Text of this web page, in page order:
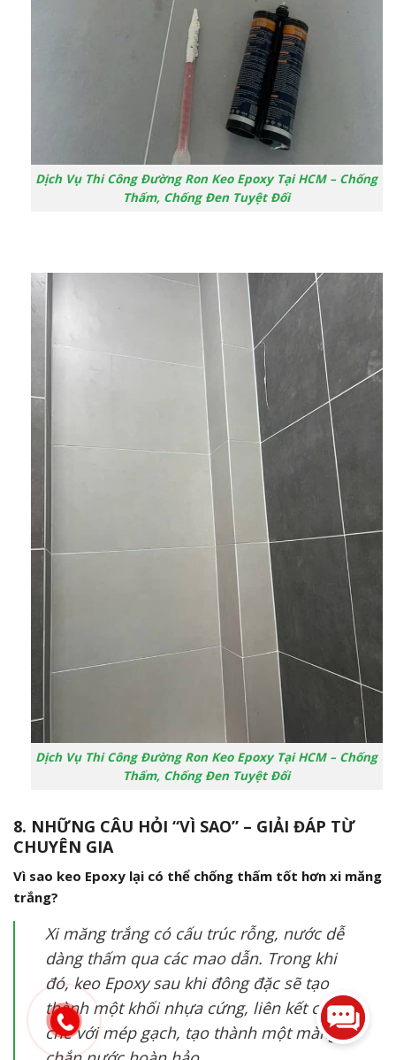
Dịch Vụ Thi Công Đường Ron Keo Epoxy Tại HCM – Chống
Thấm, Chống Đen Tuyệt Đối
Dịch Vụ Thi Công Đường Ron Keo Epoxy Tại HCM – Chống
Thấm, Chống Đen Tuyệt Đối
8. NHỮNG CÂU HỎI “VÌ SAO” – GIẢI ĐÁP TỪ
CHUYÊN GIA
Vì sao keo Epoxy lại có thể chống thấm tốt hơn xi măng
trắng?
Xi măng trắng có cấu trúc rỗng, nước dễ
dàng thấm qua các mao dẫn. Trong khi
đó, keo Epoxy sau khi đông đặc sẽ tạo
thành một khối nhựa cứng, liên kết chặt
chẽ với mép gạch, tạo thành một màng